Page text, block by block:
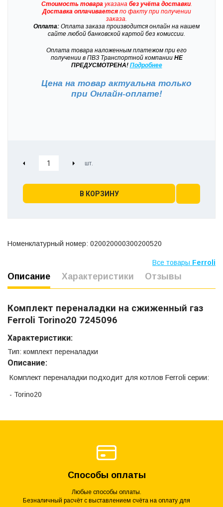
Стоимость товарауказана без учёта доставки.
Доставкаоплачиваетсяпо факту при получении
заказа.
Оплата: Оплата заказа производится онлайн на нашем
сайте любой банковской картой без комиссии.
Оплата товара наложенным платежом при его
получении в ПВЗ Транспортной компанииНЕ
ПРЕДУСМОТРЕНА! Подробнее
Цена на товар актуальна только
при Онлайн-оплате!
В КОРЗИНУ
Номенклатурный номер: 020020000300200520
Все товары Ferroli
Описание Характеристики Отзывы
Комплект переналадки на сжиженный газ
Ferroli Torino20 7245096
Характеристики:
Тип: комплект переналадки
Описание:
Комплект переналадки подходит для котлов Ferroli серии:
- Torino20
Способы оплаты
Любые способы оплаты.
Безналичный расчёт с выставлением счёта на оплату для